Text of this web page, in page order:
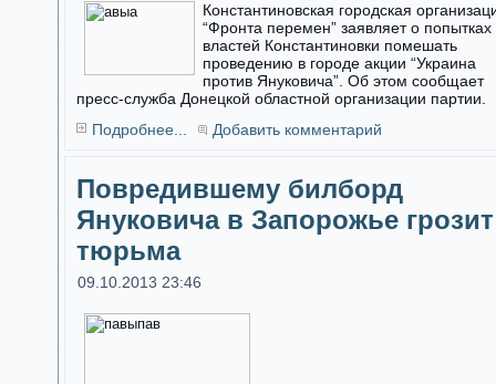
Константиновская городская
“Фронта перемен” заявляет о попытках
властей Константиновки помешать
проведению в городе акции “Украина
против Януковича”. Об этом сообщает
пресс-служба Донецкой областной организации партии.
Подробнее...
Добавить комментарий
Повредившему билборд
Януковича в Запорожье грозит
тюрьма
09.10.2013 23:46